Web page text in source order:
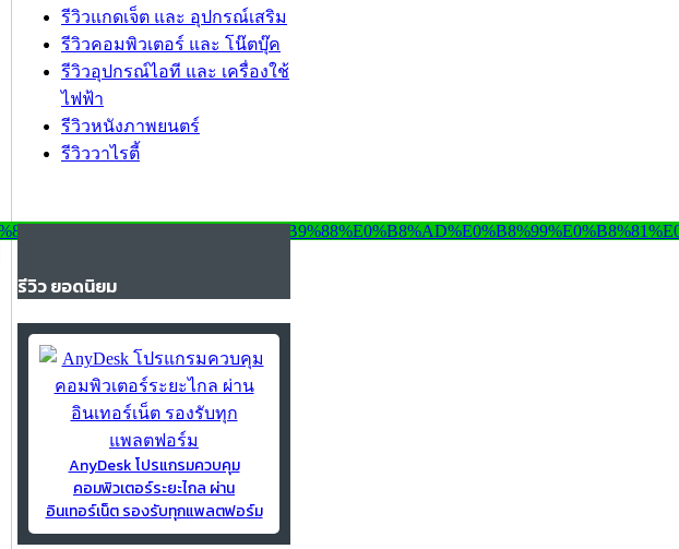
รีวิวแกดเจ็ต และ อุปกรณ์เสริม
รีวิวคอมพิวเตอร์ และ โน๊ตบุ๊ค
รีวิวอุปกรณ์ไอที และ เครื่องใช้
ไฟฟ้า
รีวิวหนังภาพยนตร์
รีวิววาไรตี้
รีวิว ยอดนิยม
AnyDesk โปรแกรมควบคุม
คอมพิวเตอร์ระยะไกล ผ่าน
อินเทอร์เน็ต รองรับทุกแพลตฟอร์ม